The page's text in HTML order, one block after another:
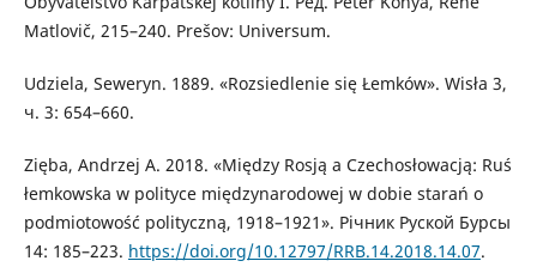
Matlovič, 215–240. Prešov: Universum.
Udziela, Seweryn. 1889. «Rozsiedlenie się Łemków». Wisła 3,
ч. 3: 654–660.
Zięba, Andrzej A. 2018. «Między Rosją a Czechosłowacją: Ruś
łemkowska w polityce międzynarodowej w dobie starań o
podmiotowość polityczną, 1918–1921». Річник Руской Бурсы
14: 185–223. https://doi.org/10.12797/RRB.14.2018.14.07.